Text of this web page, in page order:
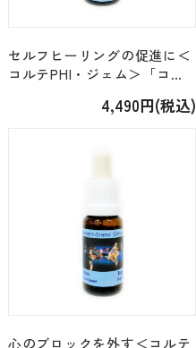
セルフヒーリングの促進に＜
コルテPHI・ジェム＞「コー
4,490円(税込)
心のブロックを外す＜コルテ